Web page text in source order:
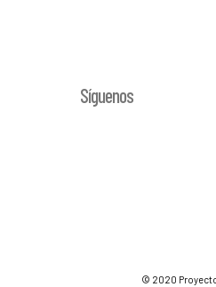
Síguenos
© 2020 Proyecto